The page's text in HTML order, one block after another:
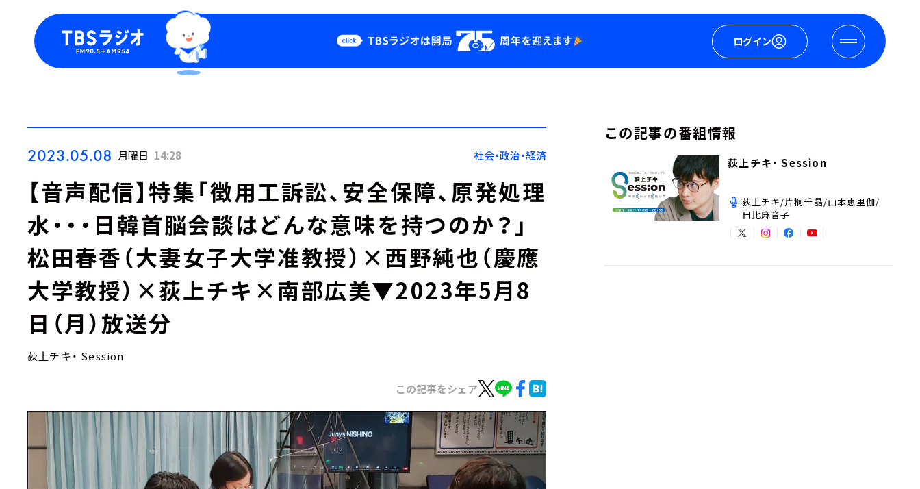
ログイン
Podcast
YouTube
会社情報
2023.05.08 月曜日 14:28 社会・政治・経済
【音声配信】特集「徴用工訴訟、安全保障、原発処理
水・・・日韓首脳会談はどんな意味を持つのか？」
松田春香（大妻女子大学准教授）×西野純也（慶應
大学教授）×荻上チキ×南部広美▼2023年5月8
日（月）放送分
荻上チキ・ Session
この記事をシェア
この記事の番組情報
荻上チキ・ Session
荻上チキ/片桐千晶/山本恵里伽/
日比麻音子